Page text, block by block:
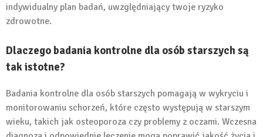
indywidualny plan badań, uwzględniający twoje ryzyko
zdrowotne.
Dlaczego badania kontrolne dla osób starszych są
tak istotne?
Badania kontrolne dla osób starszych pomagają w wykryciu i
monitorowaniu schorzeń, które często występują w starszym
wieku, takich jak osteoporoza czy problemy z oczami. Wczesna